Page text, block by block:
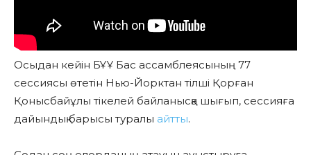
Осыдан кейін БҰҰ Бас ассамблеясының 77
сессиясы өтетін Нью-Йорктан тілші Қорған
Қонысбайұлы тікелей байланысқа шығып, сессияға
дайындық барысы туралы айтты.